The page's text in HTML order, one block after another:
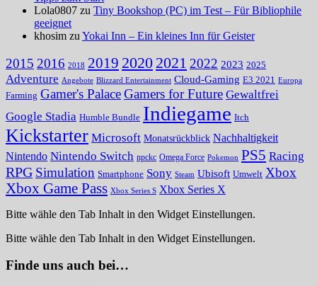
Lola0807 zu Tiny Bookshop (PC) im Test – Für Bibliophile
geeignet
khosim zu Yokai Inn – Ein kleines Inn für Geister
2015 2016 2018 2019 2020 2021 2022 2023 2025
Adventure Angebote Blizzard Entertainment Cloud-Gaming E3 2021 Europa
Farming Gamer's PalaceGamers for Future Gewaltfrei
Google Stadia Humble Bundle Indiegame Itch
Kickstarter Microsoft Monatsrückblick Nachhaltigkeit
Nintendo Nintendo Switch npckc Omega Force Pokemon PS5 Racing
RPG Simulation Smartphone Sony Steam Ubisoft Umwelt Xbox
Xbox Game Pass Xbox Series S Xbox Series X
Bitte wähle den Tab Inhalt in den Widget Einstellungen.
Bitte wähle den Tab Inhalt in den Widget Einstellungen.
Finde uns auch bei…